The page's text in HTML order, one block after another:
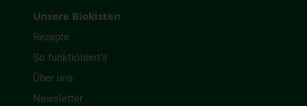
Unsere Biokisten
Rezepte
So funktioniert’s
Über uns
Newsletter